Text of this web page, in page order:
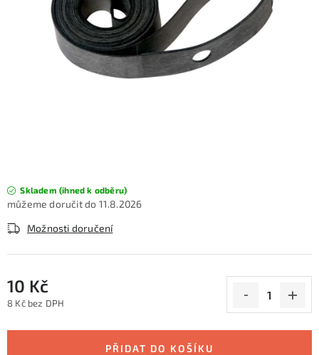
TIPY NA DÁRKY
Skladem (ihned k odběru)
11.8.2026
Možnosti doručení
10 Kč
8 Kč bez DPH
PŘIDAT DO KOŠÍKU